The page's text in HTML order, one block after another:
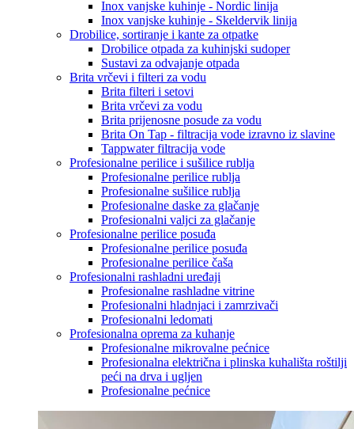
Inox vanjske kuhinje - Nordic linija
Inox vanjske kuhinje - Skeldervik linija
Drobilice, sortiranje i kante za otpatke
Drobilice otpada za kuhinjski sudoper
Sustavi za odvajanje otpada
Brita vrčevi i filteri za vodu
Brita filteri i setovi
Brita vrčevi za vodu
Brita prijenosne posude za vodu
Brita On Tap - filtracija vode izravno iz slavine
Tappwater filtracija vode
Profesionalne perilice i sušilice rublja
Profesionalne perilice rublja
Profesionalne sušilice rublja
Profesionalne daske za glačanje
Profesionalni valjci za glačanje
Profesionalne perilice posuđa
Profesionalne perilice posuđa
Profesionalne perilice čaša
Profesionalni rashladni uređaji
Profesionalne rashladne vitrine
Profesionalni hladnjaci i zamrzivači
Profesionalni ledomati
Profesionalna oprema za kuhanje
Profesionalne mikrovalne pećnice
Profesionalna električna i plinska kuhališta roštilji
peći na drva i ugljen
Profesionalne pećnice